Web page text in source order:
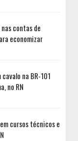
contas de
economizar
na BR-101
no RN
cursos técnicos e